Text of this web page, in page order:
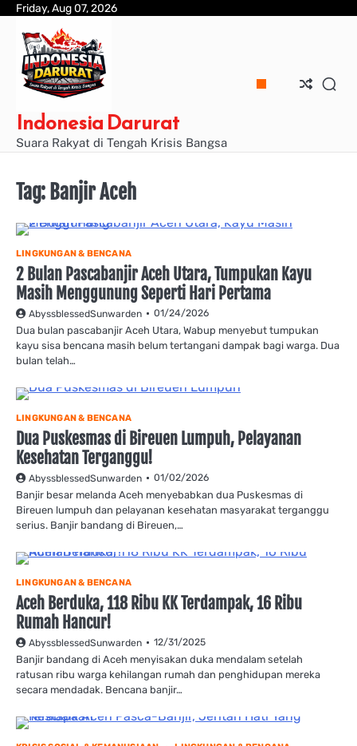
Skip
content
Friday, Aug 07, 2026
Indonesia Darurat
Suara Rakyat di Tengah Krisis Bangsa
Tag: Banjir Aceh
LINGKUNGAN & BENCANA
2 Bulan Pascabanjir Aceh Utara, Tumpukan Kayu
Masih Menggunung Seperti Hari Pertama
AbyssblessedSunwarden 01/24/2026
Dua bulan pascabanjir Aceh Utara, Wabup menyebut tumpukan
kayu sisa bencana masih belum tertangani dampak bagi warga. Dua
bulan telah…
LINGKUNGAN & BENCANA
Dua Puskesmas di Bireuen Lumpuh, Pelayanan
Kesehatan Terganggu!
AbyssblessedSunwarden 01/02/2026
Banjir besar melanda Aceh menyebabkan dua Puskesmas di
Bireuen lumpuh dan pelayanan kesehatan masyarakat terganggu
serius. Banjir bandang di Bireuen,…
LINGKUNGAN & BENCANA
Aceh Berduka, 118 Ribu KK Terdampak, 16 Ribu
Rumah Hancur!
AbyssblessedSunwarden 12/31/2025
Banjir bandang di Aceh menyisakan duka mendalam setelah
ratusan ribu warga kehilangan rumah dan penghidupan mereka
secara mendadak. Bencana banjir…